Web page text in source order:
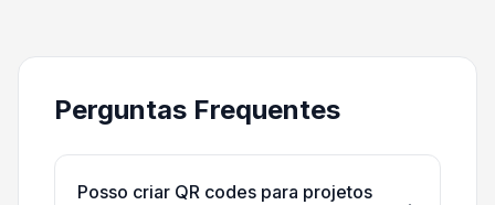
Perguntas Frequentes
Posso criar QR codes para projetos